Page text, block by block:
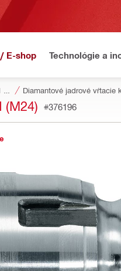
E-shop Technológie a
Diamantové jadrové vŕtacie
(M24) #376196